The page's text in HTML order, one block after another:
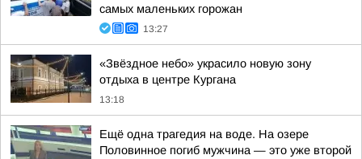
самых маленьких горожан
13:27
«Звёздное небо» украсило новую зону
отдыха в центре Кургана
13:18
Ещё одна трагедия на воде. На озере
Половинное погиб мужчина — это уже второй